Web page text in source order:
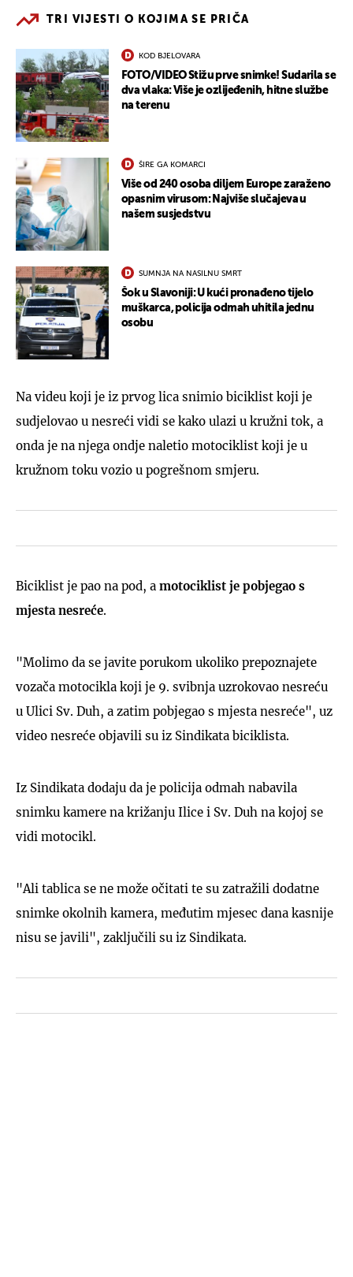
TRI VIJESTI O KOJIMA SE PRIČA
KOD BJELOVARA
FOTO/VIDEO Stižu prve snimke! Sudarila se
dva vlaka: Više je ozlijeđenih, hitne službe
na terenu
ŠIRE GA KOMARCI
Više od 240 osoba diljem Europe zaraženo
opasnim virusom: Najviše slučajeva u
našem susjedstvu
SUMNJA NA NASILNU SMRT
Šok u Slavoniji: U kući pronađeno tijelo
muškarca, policija odmah uhitila jednu
osobu
Na videu koji je iz prvog lica snimio biciklist koji je
sudjelovao u nesreći vidi se kako ulazi u kružni tok, a
onda je na njega ondje naletio motociklist koji je u
kružnom toku vozio u pogrešnom smjeru.
Biciklist je pao na pod, a motociklist je pobjegao s
mjesta nesreće.
"Molimo da se javite porukom ukoliko prepoznajete
vozača motocikla koji je 9. svibnja uzrokovao nesreću
u Ulici Sv. Duh, a zatim pobjegao s mjesta nesreće", uz
video nesreće objavili su iz Sindikata biciklista.
Iz Sindikata dodaju da je policija odmah nabavila
snimku kamere na križanju Ilice i Sv. Duh na kojoj se
vidi motocikl.
"Ali tablica se ne može očitati te su zatražili dodatne
snimke okolnih kamera, međutim mjesec dana kasnije
nisu se javili", zaključili su iz Sindikata.